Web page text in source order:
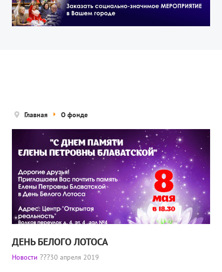
О ФОНДЕ
Информация
Концепция деятельности
Нам помогают
Публичная оферта
Политика конфиденциальности
ПРОЕКТЫ
🌟 Детский проект «БЕЛЫЕ ЯГУАРЫ»
✔️ Заказать мероприятие
Главная О фонде
ДЕНЬ БЕЛОГО ЛОТОСА
Новости 30 апреля 2019